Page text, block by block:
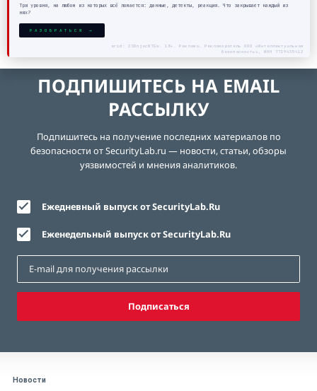
Три уровня, на любом из которых всё ломается: данные, детекты, реакция. Что закрывает каждый из
них?
РАЗОБРАТЬСЯ →
erid: 2SDnjecN7Gw. 18+. Реклама. Рекламодатель ООО «Интеллектуальная
безопасность», ИНН 7719435412
ПОДПИШИТЕСЬ НА EMAIL
РАССЫЛКУ
Подпишитесь на получение последних материалов по
безопасности от SecurityLab.ru — новости, статьи, обзоры
уязвимостей и мнения аналитиков.
Ежедневный выпуск от SecurityLab.Ru
Еженедельный выпуск от SecurityLab.Ru
Подписаться
Новости